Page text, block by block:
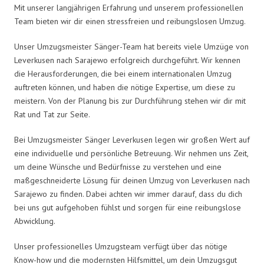
Mit unserer langjährigen Erfahrung und unserem professionellen
Team bieten wir dir einen stressfreien und reibungslosen Umzug.
Unser Umzugsmeister Sänger-Team hat bereits viele Umzüge von
Leverkusen nach Sarajewo erfolgreich durchgeführt. Wir kennen
die Herausforderungen, die bei einem internationalen Umzug
auftreten können, und haben die nötige Expertise, um diese zu
meistern. Von der Planung bis zur Durchführung stehen wir dir mit
Rat und Tat zur Seite.
Bei Umzugsmeister Sänger Leverkusen legen wir großen Wert auf
eine individuelle und persönliche Betreuung. Wir nehmen uns Zeit,
um deine Wünsche und Bedürfnisse zu verstehen und eine
maßgeschneiderte Lösung für deinen Umzug von Leverkusen nach
Sarajewo zu finden. Dabei achten wir immer darauf, dass du dich
bei uns gut aufgehoben fühlst und sorgen für eine reibungslose
Abwicklung.
Unser professionelles Umzugsteam verfügt über das nötige
Know-how und die modernsten Hilfsmittel, um dein Umzugsgut